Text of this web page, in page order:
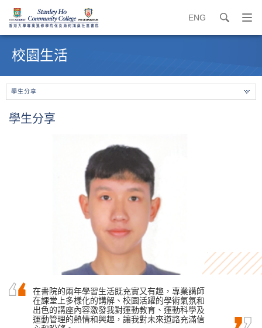
ENG search
打
開
始
校園生活
學生分享
學生分享
在書院的兩年學習生活既充實又有趣，專業講師
在課堂上多樣化的講解、校園活躍的學術氣氛和
出色的講座內容激發我對運動教育、運動科學及
運動管理的熱情和興趣，讓我對未來道路充滿信
我很感激能入讀書院，因為這裡是一個鼓勵學生
認真學習並追求夢想的地方。這裡不僅有先進的
學習設施和舒適的學習環境，更重要的是，講師
對教學充滿熱情。有著他們循循善誘的教導，幫
感謝一眾講師和學生輔導主任循循善誘的教導和
鼓勵，在升學路上給予我無限信心，使我能如願
獲得心儀的中文大學取錄。
麥凱婷 Heidi Mak